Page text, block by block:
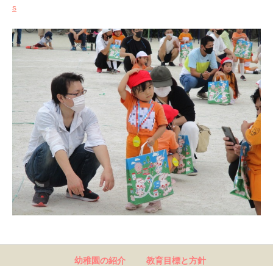
s
幼稚園の紹介 教育目標と方針